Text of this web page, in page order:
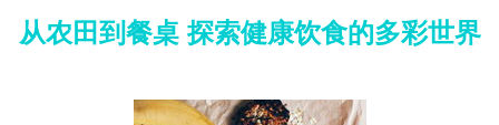
从农田到餐桌 探索健康饮食的多彩世界